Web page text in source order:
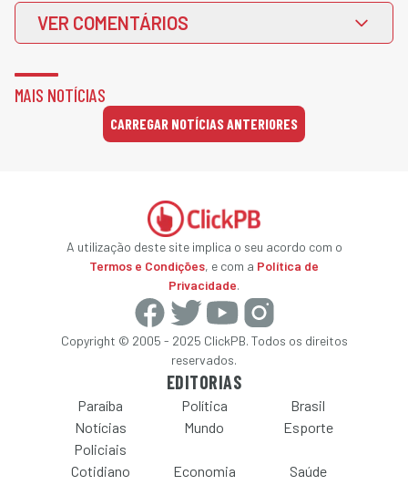
VER COMENTÁRIOS
MAIS NOTÍCIAS
CARREGAR NOTÍCIAS ANTERIORES
A utilização deste site implica o seu acordo com o
Termos e Condições, e com a Política de
Privacidade.
Copyright © 2005 - 2025 ClickPB. Todos os direitos
reservados.
EDITORIAS
Paraíba Política
Brasil
Notícias
Policiais
Mundo Esporte
Cotidiano Economia
Saúde